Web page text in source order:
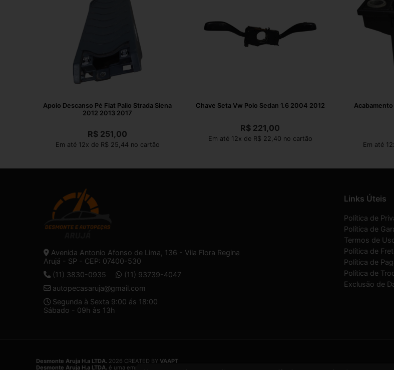
Apoio Descanso Pé Fiat Palio Strada Siena
2012 2013 2017
R$ 251,00
Em até 12x de R$ 25,44 no cartão
Chave Seta Vw Polo Sedan 1.6 2004 2012
R$ 221,00
Em até 12x de R$ 22,40 no cartão
Em até
Avenida Antonio Afonso de Lima, 136 - Vila Flora Regina
Arujá - SP - CEP: 07400-530
(11) 3830-0935
(11) 93739-4047
autopecasaruja@gmail.com
Segunda à Sexta 9:00 ás 18:00
Sábado - 09h às 13h
Links Úteis
Política de
Política de
Termos de
Política de
Política de
Política de
Exclusão de
Desmonte Aruja H.a LTDA. 2026 CREATED BY VAAPT
Desmonte Aruja H.a LTDA. é uma empresa inscrita no CNPJ